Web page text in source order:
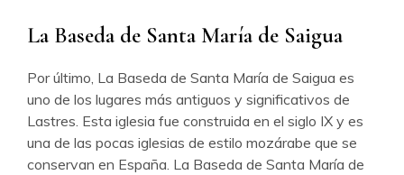
La Baseda de Santa María de Saigua
Por último, La Baseda de Santa María de Saigua es
uno de los lugares más antiguos y significativos de
Lastres. Esta iglesia fue construida en el siglo IX y es
una de las pocas iglesias de estilo mozárabe que se
conservan en España. La Baseda de Santa María de